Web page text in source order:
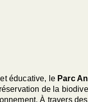
éducative, le Parc
de la
À travers